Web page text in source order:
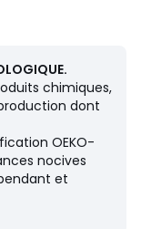
sensations
et au nombre de
permet de
la qualité de
chimiques,
dont
OEKO-
nocives
et